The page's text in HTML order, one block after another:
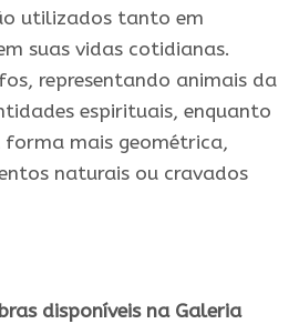
utilizados tanto em
suas vidas cotidianas.
representando animais da
espirituais, enquanto
mais geométrica,
naturais ou cravados
disponíveis na Galeria